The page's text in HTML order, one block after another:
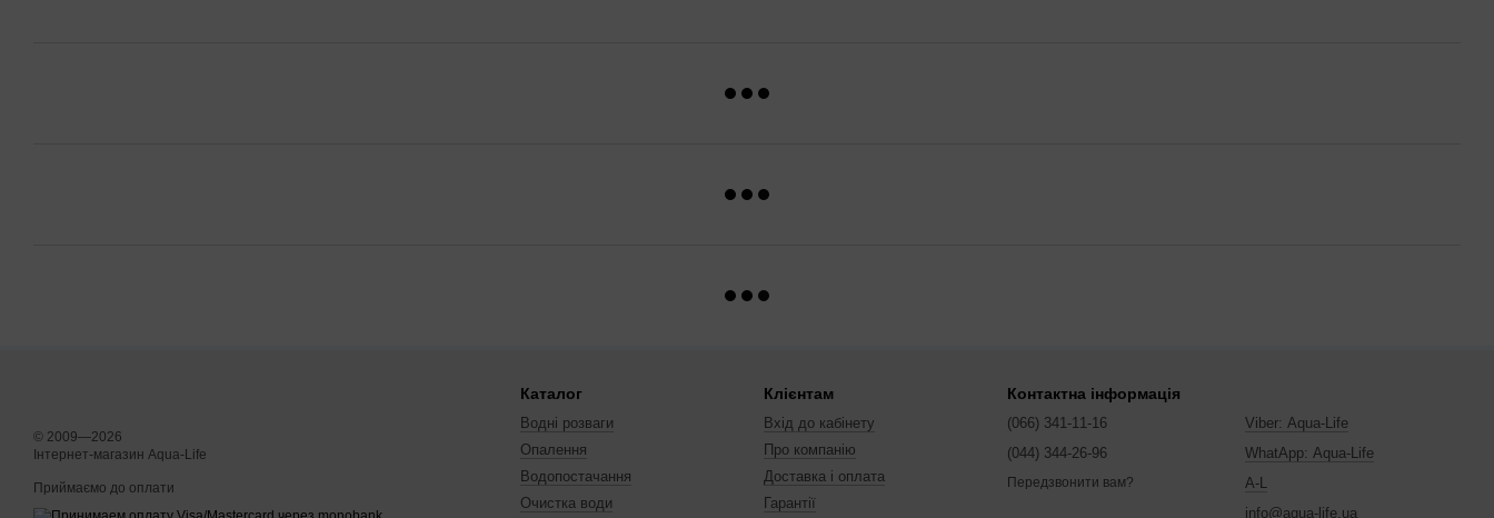
© 2009—2026
Інтернет-магазин Aqua-Life
Приймаємо до оплати
Каталог
Водні розваги
Опалення
Водопостачання
Очистка води
Клієнтам
Вхід до кабінету
Про компанію
Доставка і оплата
Гарантії
Контактна інформація
(066) 341-11-16
(044) 344-26-96
Передзвонити вам?
Viber: Aqua-Life
WhatApp: Aqua-Life
A-L
info@aqua-life.ua